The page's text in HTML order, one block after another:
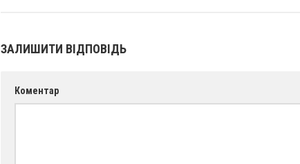
ЗАЛИШИТИ ВІДПОВІДЬ
Коментар